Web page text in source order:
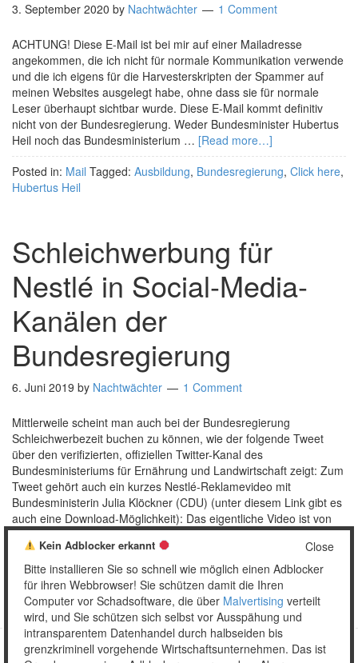
3. September 2020 by Nachtwächter 1 Comment
ACHTUNG! Diese E-Mail ist bei mir auf einer Mailadresse
angekommen, die ich nicht für normale Kommunikation verwende
und die ich eigens für die Harvesterskripten der Spammer auf
meinen Websites ausgelegt habe, ohne dass sie für normale
Leser überhaupt sichtbar wurde. Diese E-Mail kommt definitiv
nicht von der Bundesregierung. Weder Bundesminister Hubertus
Heil noch das Bundesministerium … [Read more…]
Posted in: Mail Tagged: Ausbildung, Bundesregierung, Click here,
Hubertus Heil
Schleichwerbung für
Nestlé in Social-Media-
Kanälen der
Bundesregierung
6. Juni 2019 by Nachtwächter 1 Comment
Mittlerweile scheint man auch bei der Bundesregierung
Schleichwerbezeit buchen zu können, wie der folgende Tweet
über den verifizierten, offiziellen Twitter-Kanal des
Bundesministeriums für Ernährung und Landwirtschaft zeigt: Zum
Tweet gehört auch ein kurzes Nestlé-Reklamevideo mit
Bundesministerin Julia Klöckner (CDU) (unter diesem Link gibt es
auch eine Download-Möglichkeit): Das eigentliche Video ist von
mir nicht geschnitten …[Read more…]
Posted in:Satire,Social Web,Sonstiges Tagged:BRD,
Bundesregierung,Julia Klöckner,Nestlé,Schleichwerbung
Close
Kein Adblocker erkannt
Bitte installieren Sie so schnell wie möglich einen Adblocker
für ihren Webbrowser! Sie schützen damit die Ihren
Computer vor Schadsoftware, die über Malvertising verteilt
wird, und Sie schützen sich selbst vor Ausspähung und
intransparentem Datenhandel durch halbseiden bis
grenzkriminell vorgehende Wirtschaftsunternehmen. Das ist